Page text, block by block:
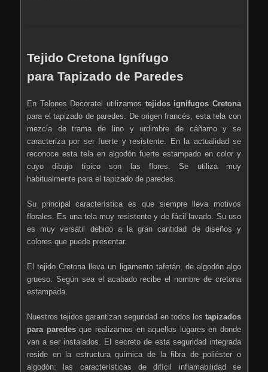
Tejido Cretona Ignífugo
para Tapizado de Paredes
En Telones Decoratel utilizamos tejidos ignífugos Cretona
para el tapizado de paredes. De origen francés, esta tela con
mezcla de trama de lino y urdimbre de cáñamo y se
caracteriza por ser fuerte y resistente. En la actualidad se
reconoce esta tela en algodón fuerte estampado en color y
cuyo dibujo típico son las flores. Se utiliza muy
habitualmente para el tapizado de paredes.
Su principal característica es que siempre lleva motivos
florales. Es una tela muy resistente y de fácil lavado. Su uso
es muy versátil debido a la gran cantidad de diseños y
colores que puede presentar.
El tejido Cretona lleva un ligamento tafetán, de algodón algo
grueso. Según sea el acabado recibe el nombre de cretona
estampada.
Nuestros tejidos garantizan seguridad en todos los tapizados
para paredesque realizamos en aquellos lugares en donde
van a ser instalados. El secreto de esta seguridad integrada
reside en la estructura química de la fibra de poliéster o
algodón: las características de difícil inflamabilidad se